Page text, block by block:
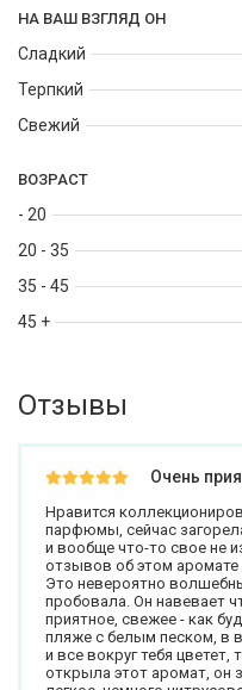
НА ВАШ ВЗГЛЯД ОН
Сладкий
Терпкий
Свежий
ВОЗРАСТ
- 20
20 - 35
35 - 45
45 +
Отзывы
Очень
Нравится
парфюмы, сейчас
и вообще что-то свое не
отзывов об этом аромате
Это невероятно
пробовала. Он навевает
приятное, свежее - как
пляже с белым песком, в
и все вокруг тебя цветет,
открыла этот аромат, он